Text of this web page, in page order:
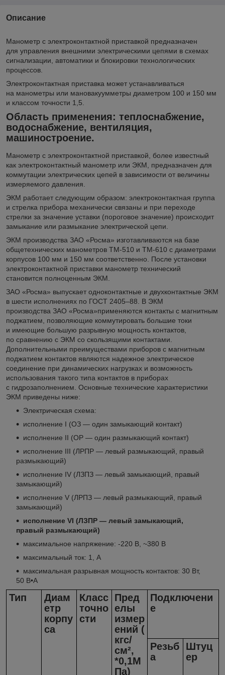
Описание
Манометр с электроконтактной приставкой предназначен
для управления внешними электрическими цепями в схемах
сигнализации, автоматики и блокировки технологических
процессов.
Электроконтактная приставка может устанавливаться
на манометры или мановакуумметры диаметром 100 и 150 мм
и классом точности 1,5.
Область применения: теплоснабжение,
водоснабжение, вентиляция,
машиностроение.
Манометр с электроконтактной приставкой, более известный
как электроконтактный манометр или ЭКМ, предназначен для
коммутации электрических цепей в зависимости от величины
измеряемого давления.
ЭКМ работает следующим образом: электроконтактная группа
и стрелка прибора механически связаны и при переходе
стрелки за значение уставки (пороговое значение) происходит
замыкание или размыкание электрической цепи.
ЭКМ производства ЗАО «Росма» изготавливаются на базе
общетехнических манометров ТМ-510 и ТМ-610 с диаметрами
корпусов 100 мм и 150 мм соответственно. После установки
электроконтактной приставки манометр технический
становится полноценным ЭКМ.
ЗАО «Росма» выпускает одноконтактные и двухконтактные ЭКМ
в шести исполнениях по ГОСТ 2405–88. В ЭКМ
производства ЗАО «Росма»применяются контакты с магнитным
поджатием, позволяющие коммутировать большие токи
и имеющие большую разрывную мощность контактов,
по сравнению с ЭКМ со скользящими контактами.
Дополнительными преимуществами приборов с магнитным
поджатием контактов являются надежное электрическое
соединение при динамических нагрузках и возможность
использования такого типа контактов в приборах
с гидрозаполнением. Основные технические характеристики
ЭКМ приведены ниже:
Электрическая схема:
исполнение I (ОЗ — один замыкающий контакт)
исполнение II (ОР — один размыкающий контакт)
исполнение III (ЛРПР — левый размыкающий, правый
размыкающий)
исполнение IV (ЛЗПЗ — левый замыкающий, правый
замыкающий)
исполнение V (ЛРПЗ — левый размыкающий, правый
замыкающий)
исполнение VI (ЛЗПР — левый замыкающий,
правый размыкающий)
максимальное напряжение: -220 В, ~380 В
максимальный ток: 1, А
максимальная разрывная мощность контактов: 30 Вт,
50 В•А
Тип
Диам
етр
корпу
са
Класс
точно
сти
Пред
елы
измер
ений (
кгс/
см²,
*0,1М
Па)
Подключени
е
Резьб
а
Штуц
ер